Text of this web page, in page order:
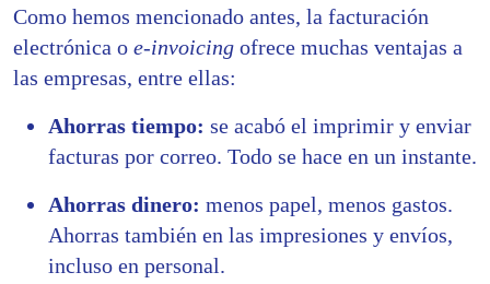
Como hemos mencionado antes, la facturación
electrónica o e-invoicing ofrece muchas ventajas a
las empresas, entre ellas:
Ahorras tiempo: se acabó el imprimir y enviar
facturas por correo. Todo se hace en un instante.
Ahorras dinero: menos papel, menos gastos.
Ahorras también en las impresiones y envíos,
incluso en personal.